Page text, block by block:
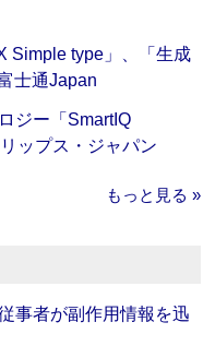
Simple type」、「生成
士通Japan
ジー「SmartIQ
ップス・ジャパン
もっと見る »
事者が副作用情報を迅